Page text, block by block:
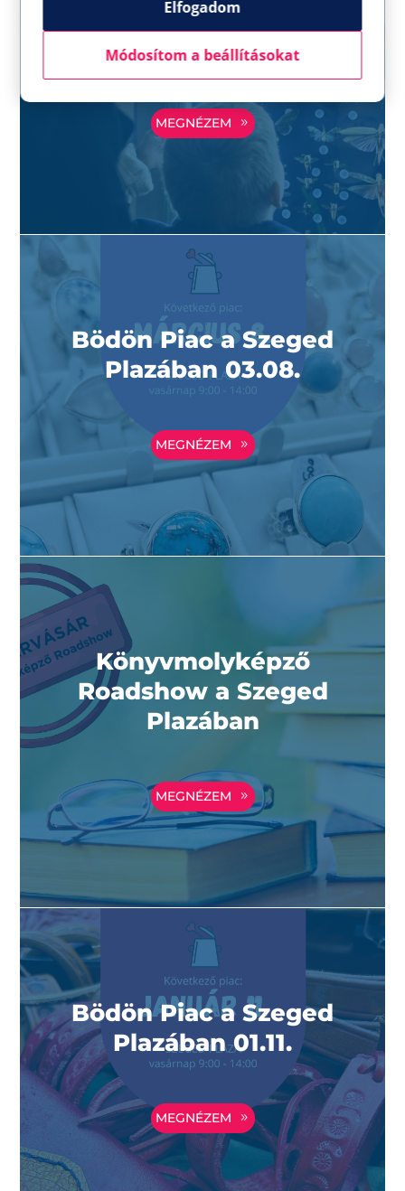
rovarkiállítás a Szeged
Plazában
MEGNÉZEM
Bödön Piac a Szeged
Plazában 03.08.
MEGNÉZEM
Könyvmolyképző
Roadshow a Szeged
Plazában
MEGNÉZEM
Bödön Piac a Szeged
Plazában 01.11.
MEGNÉZEM
Elfogadom
Módosítom a beállításokat